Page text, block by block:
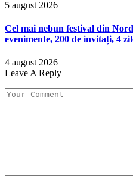
5 august 2026
Cel mai nebun festival din
evenimente, 200 de invitați, 4
4 august 2026
Leave A Reply